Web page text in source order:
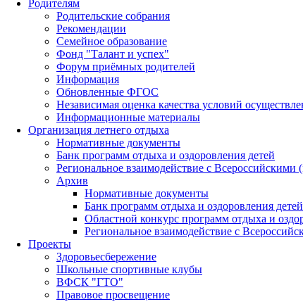
Родителям
Родительские собрания
Рекомендации
Семейное образование
Фонд "Талант и успех"
Форум приёмных родителей
Информация
Обновленные ФГОС
Независимая оценка качества условий
Информационные материалы
Организация летнего отдыха
Нормативные документы
Банк программ отдыха и оздоровления детей
Региональное взаимодействие с
Архив
Нормативные документы
Банк программ отдыха и оздоровления детей
Областной конкурс программ отдыха и
Региональное взаимодействие с
Проекты
Здоровьесбережение
Школьные спортивные клубы
ВФСК "ГТО"
Правовое просвещение